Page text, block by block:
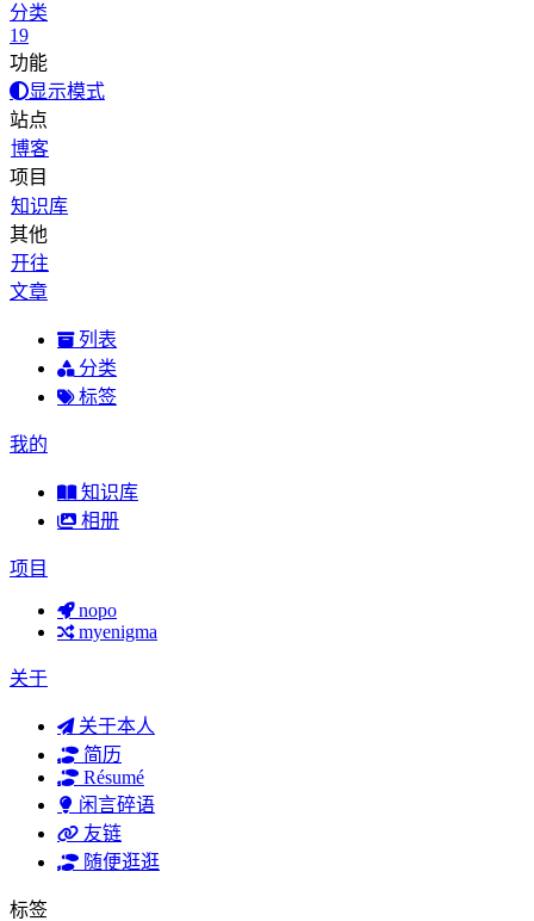
分类
19
功能
显示模式
站点
博客
项目
知识库
其他
开往
文章
列表
分类
标签
我的
知识库
相册
项目
nopo
myenigma
关于
关于本人
简历
Résumé
闲言碎语
友链
随便逛逛
标签